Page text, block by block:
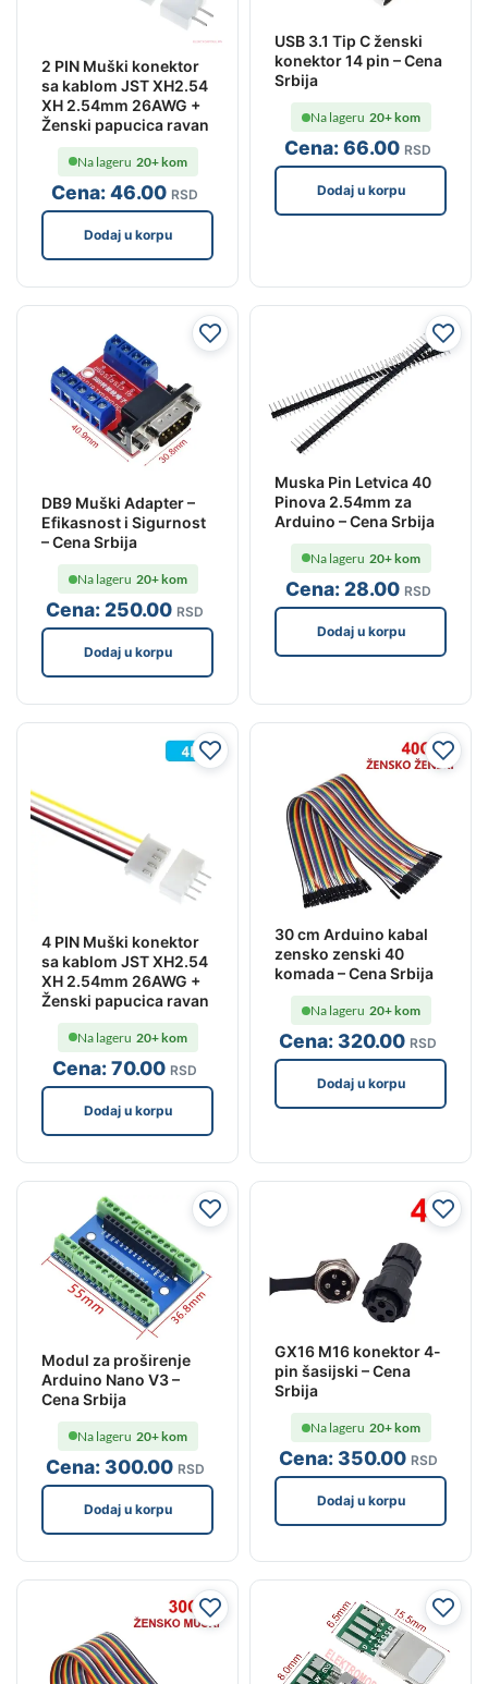
2 PIN Muški konektor
sa kablom JST XH2.54
XH 2.54mm 26AWG +
Ženski papucica ravan
Cena:46.00 RSD
Na lageru 20+ kom
Dodaj u korpu
USB 3.1 Tip C ženski
konektor 14 pin – Cena
Srbija
Cena:66.00 RSD
Na lageru 20+ kom
Dodaj u korpu
DB9 Muški Adapter –
Efikasnost i Sigurnost
– Cena Srbija
Cena: 250.00 RSD
Na lageru 20+ kom
Dodaj u korpu
Muska Pin Letvica 40
Pinova 2.54mm za
Arduino – Cena Srbija
Cena: 28.00 RSD
Na lageru 20+ kom
Dodaj u korpu
4 PIN Muški konektor
sa kablom JST XH2.54
XH 2.54mm 26AWG +
Ženski papucica ravan
Cena:70.00 RSD
Na lageru 20+ kom
Dodaj u korpu
30 cm Arduino kabal
zensko zenski 40
komada – Cena Srbija
Cena:320.00 RSD
Na lageru 20+ kom
Dodaj u korpu
Modul za proširenje
Arduino Nano V3 –
Cena Srbija
Cena:300.00 RSD
Na lageru 20+ kom
Dodaj u korpu
GX16 M16 konektor 4-
pin šasijski – Cena
Srbija
Cena:350.00 RSD
Na lageru 20+ kom
Dodaj u korpu